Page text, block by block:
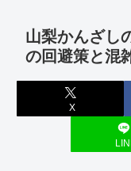
山梨かんざし
の回避策と混
X